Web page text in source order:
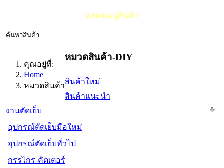
แสดงเมนูสินค้า
คุณอยู่ที่:
Home
หมวดสินค้า
หมวดสินค้า-DIY
สินค้าใหม่
สินค้าแนะนำ
งานตัดเย็บ
อุปกรณ์ตัดเย็บมือใหม่
อุปกรณ์ตัดเย็บทั่วไป
กรรไกร-คัตเตอร์